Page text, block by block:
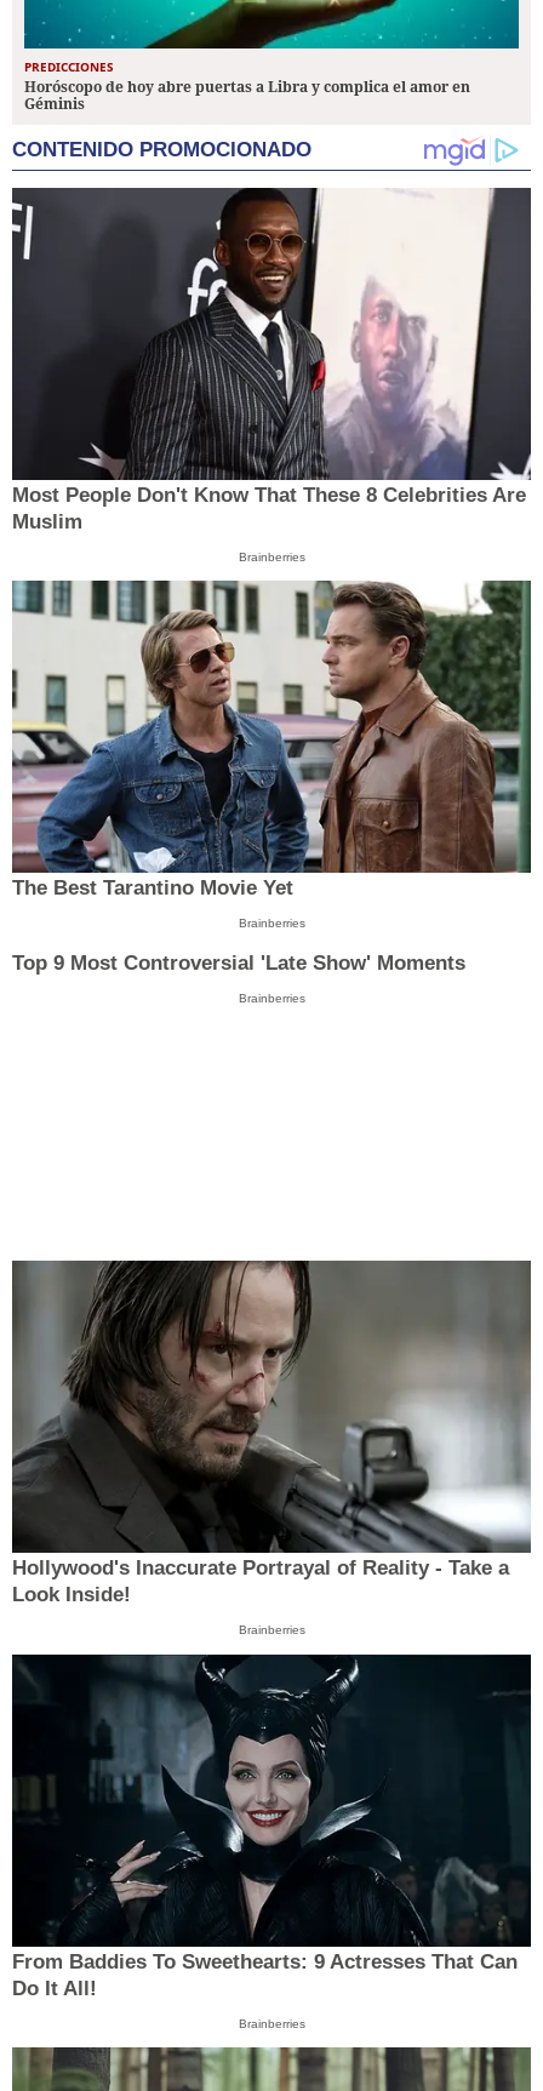
PREDICCIONES
Horóscopo de hoy abre puertas a Libra y complica el amor en
Géminis
CONTENIDO PROMOCIONADO
Most People Don't Know That These 8 Celebrities Are
Muslim
Brainberries
The Best Tarantino Movie Yet
Brainberries
Top 9 Most Controversial 'Late Show' Moments
Brainberries
Hollywood's Inaccurate Portrayal of Reality - Take a
Look Inside!
Brainberries
From Baddies To Sweethearts: 9 Actresses That Can
Do It All!
Brainberries